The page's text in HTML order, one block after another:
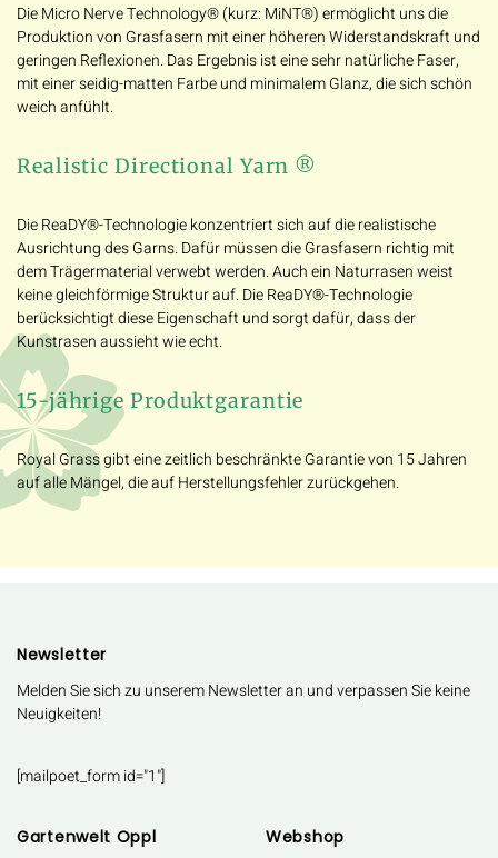
Die Micro Nerve Technology® (kurz: MiNT®) ermöglicht uns die
Produktion von Grasfasern mit einer höheren Widerstandskraft und
geringen Reflexionen. Das Ergebnis ist eine sehr natürliche Faser,
mit einer seidig-matten Farbe und minimalem Glanz, die sich schön
weich anfühlt.
Realistic Directional Yarn ®
Die ReaDY®-Technologie konzentriert sich auf die realistische
Ausrichtung des Garns. Dafür müssen die Grasfasern richtig mit
dem Trägermaterial verwebt werden. Auch ein Naturrasen weist
keine gleichförmige Struktur auf. Die ReaDY®-Technologie
berücksichtigt diese Eigenschaft und sorgt dafür, dass der
Kunstrasen aussieht wie echt.
15-jährige Produktgarantie
Royal Grass gibt eine zeitlich beschränkte Garantie von 15 Jahren
auf alle Mängel, die auf Herstellungsfehler zurückgehen.
Newsletter
Melden Sie sich zu unserem Newsletter an und verpassen Sie keine
Neuigkeiten!
[mailpoet_form id="1"]
Gartenwelt Oppl Webshop